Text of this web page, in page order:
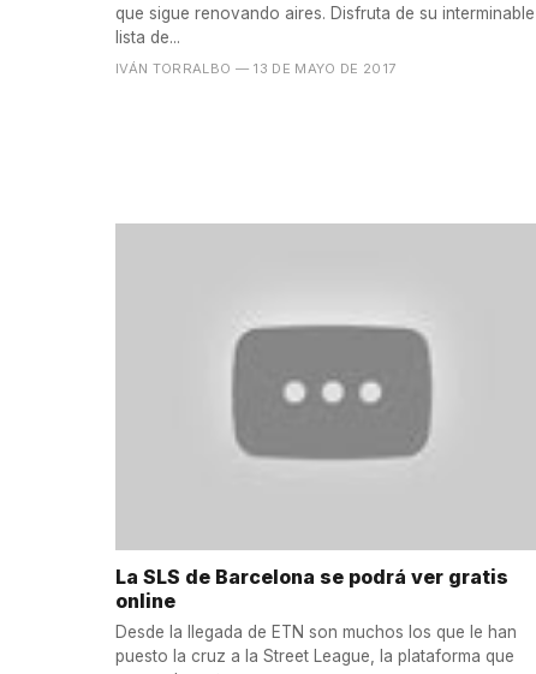
que sigue renovando aires. Disfruta de su interminable
lista de...
IVÁN TORRALBO — 13 DE MAYO DE 2017
La SLS de Barcelona se podrá ver gratis
online
Desde la llegada de ETN son muchos los que le han
puesto la cruz a la Street League, la plataforma que